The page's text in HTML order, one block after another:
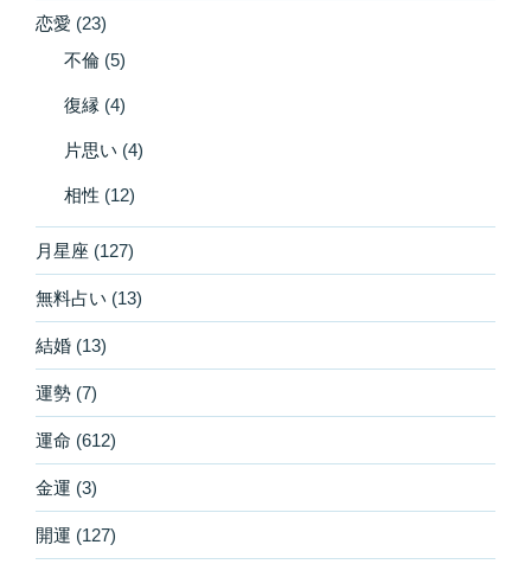
恋愛 (23)
不倫 (5)
復縁 (4)
片思い (4)
相性 (12)
月星座 (127)
無料占い (13)
結婚 (13)
運勢 (7)
運命 (612)
金運 (3)
開運 (127)